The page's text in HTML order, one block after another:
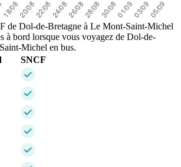
de Dol-de-Bretagne à Le Mont-Saint-Michel
à bord lorsque vous voyagez de Dol-de-
Michel en bus.
SNCF